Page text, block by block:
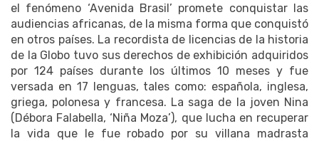
el fenómeno ‘Avenida Brasil’ promete conquistar las
audiencias africanas, de la misma forma que conquistó
en otros países. La recordista de licencias de la historia
de la Globo tuvo sus derechos de exhibición adquiridos
por 124 países durante los últimos 10 meses y fue
versada en 17 lenguas, tales como: española, inglesa,
griega, polonesa y francesa. La saga de la joven Nina
(Débora Falabella, ‘Niña Moza’), que lucha en recuperar
la vida que le fue robado por su villana madrasta